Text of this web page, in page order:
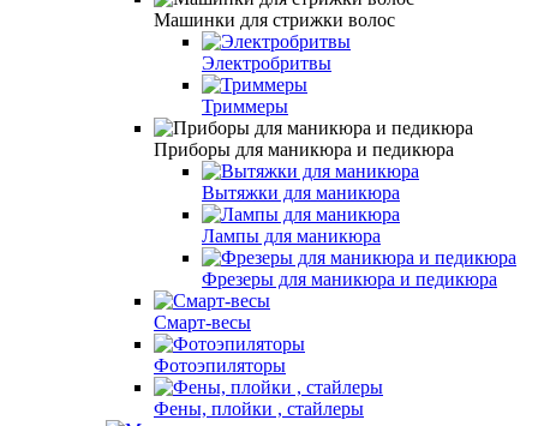
Машинки для стрижки волос
Электробритвы
Триммеры
Приборы для маникюра и педикюра
Вытяжки для маникюра
Лампы для маникюра
Фрезеры для маникюра и педикюра
Смарт-весы
Фотоэпиляторы
Фены, плойки , стайлеры